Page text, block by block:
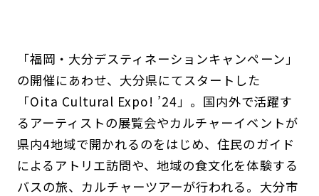
「福岡・大分デスティネーションキャンペーン」
の開催にあわせ、大分県にてスタートした
「Oita Cultural Expo! ’24」。国内外で活躍す
るアーティストの展覧会やカルチャーイベントが
県内4地域で開かれるのをはじめ、住民のガイド
によるアトリエ訪問や、地域の食文化を体験する
バスの旅、カルチャーツアーが行われる。大分市